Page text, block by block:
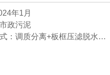
年1月
政污泥
：调质分离+板框压滤脱水
：60%
含水率：30%